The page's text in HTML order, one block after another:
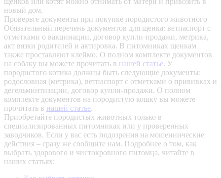
новый дом.
Проверьте документы при покупке породистого животного
Обязательный перечень документов для щенка: ветпаспорт с
отметками о вакцинации, договор купли-продажи, метрика,
акт вязки родителей и актировка. В питомниках щенкам
также проставляют клеймо. О полном комплекте документов
на собаку вы можете прочитать в нашей статье. У
породистого котика должны быть следующие документы:
родословная (метрика), ветпаспорт с отметками о прививках и
дегельминтизации, договор купли-продажи. О полном
комплекте документов на породистую кошку вы можете
прочитать в нашей статье.
Приобретайте породистых животных только в
специализированных питомниках или у проверенных
заводчиков. Если у вас есть подозрения на мошеннические
действия – сразу же сообщите нам. Подробнее о том, как
выбрать здорового и чистокровного питомца, читайте в
наших статьях: